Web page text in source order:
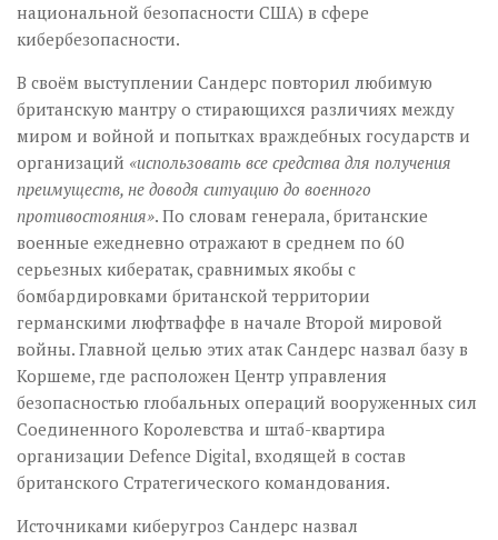
национальной безопасности США) в сфере
кибербезопасности.
В своём выступлении Сандерс повторил любимую
британскую мантру о стирающихся различиях между
миром и войной и попытках враждебных государств и
организаций «использовать все средства для получения
преимуществ, не доводя ситуацию до военного
противостояния». По словам генерала, британские
военные ежедневно отражают в среднем по 60
серьезных кибератак, сравнимых якобы с
бомбардировками британской территории
германскими люфтваффе в начале Второй мировой
войны. Главной целью этих атак Сандерс назвал базу в
Коршеме, где расположен Центр управления
безопасностью глобальных операций вооруженных сил
Соединенного Королевства и штаб-квартира
организации Defence Digital, входящей в состав
британского Стратегического командования.
Источниками киберугроз Сандерс назвал